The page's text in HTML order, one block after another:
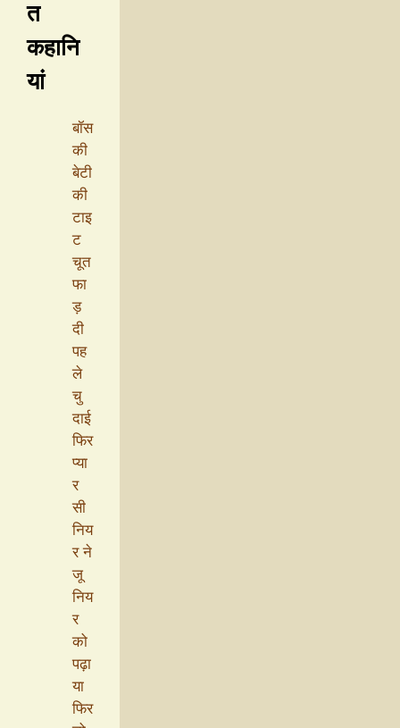
त
कहानि
यां
बॉस
की
बेटी
की
टाइ
ट
चूत
फा
ड़
दी
पह
ले
चु
दाई
फिर
प्या
र
सी
निय
र ने
जू
निय
र
को
पढ़ा
या
फिर